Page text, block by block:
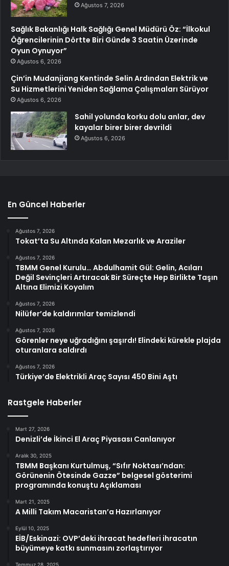
Ağustos 7, 2026
Sağlık Bakanlığı Halk Sağlığı Genel Müdürü Öz: “İlkokul
Öğrencilerinin Dörtte Biri Günde 3 Saatin Üzerinde
Oyun Oynuyor”
Ağustos 6, 2026
Çin’in Mudanjiang Kentinde Selin Ardından Elektrik ve
Su Hizmetlerini Yeniden Sağlama Çalışmaları Sürüyor
Ağustos 6, 2026
Sahil yolunda korku dolu anlar, dev
kayalar birer birer devrildi
Ağustos 6, 2026
En Güncel Haberler
Ağustos 7, 2026
Tokat’ta Su Altında Kalan Mezarlık ve Araziler
Ağustos 7, 2026
TBMM Genel Kurulu… Abdulhamit Gül: Gelin, Acıları
Değil Sevinçleri Artıracak Bir Süreçte Hep Birlikte Taşın
Altına Elimizi Koyalım
Ağustos 7, 2026
Nilüfer’de kaldırımlar temizlendi
Ağustos 7, 2026
Görenler neye uğradığını şaşırdı! Elindeki kürekle plajda
oturanlara saldırdı
Ağustos 7, 2026
Türkiye’de Elektrikli Araç Sayısı 450 Bini Aştı
Rastgele Haberler
Mart 27, 2026
Denizli’de İkinci El Araç Piyasası Canlanıyor
Aralık 30, 2025
TBMM Başkanı Kurtulmuş, “Sıfır Noktası’ndan:
Görünenin Ötesinde Gazze” belgesel gösterimi
programında konuştu Açıklaması
Mart 21, 2025
A Milli Takım Macaristan’a Hazırlanıyor
Eylül 10, 2025
EİB/Eskinazi: OVP’deki ihracat hedefleri ihracatın
büyümeye katkı sunmasını zorlaştırıyor
Temmuz 28, 2025